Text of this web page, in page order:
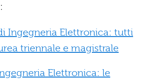
Ingegneria Elettronica: tutti
triennale e magistrale
Elettronica: le